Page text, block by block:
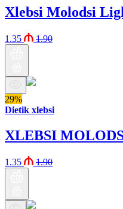
Xlebsi Molodsi
1.35 1.90
29%
Dietik xlebsi
XLEBSI
1.35 1.90